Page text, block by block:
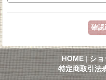
HOME | ショ
特定商取引法